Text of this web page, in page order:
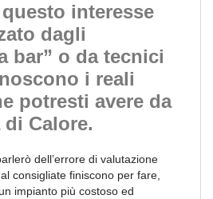
interesse
dagli
bar” o da tecnici
i reali
potresti avere da
Calore.
dell’errore di valutazione
consigliate finiscono per fare,
impianto più costoso ed